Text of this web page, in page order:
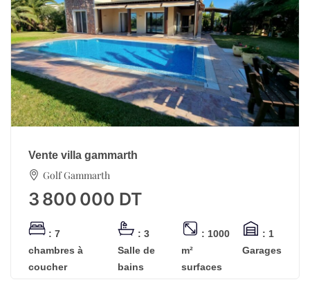
Vente villa gammarth
Golf Gammarth
3 800 000 DT
: 7
chambres à
coucher
: 3
Salle de
bains
: 1000
m²
surfaces
: 1
Garages